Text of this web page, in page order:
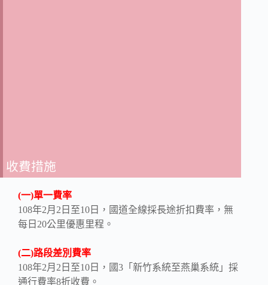
收費措施
(一)單一費率
108年2月2日至10日，國道全線採長途折扣費率，無
每日20公里優惠里程。
(二)路段差別費率
108年2月2日至10日，國3「新竹系統至燕巢系統」採
通行費率8折收費。